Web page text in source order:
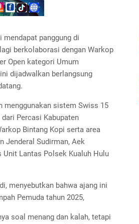
mendapat panggung di
berkolaborasi dengan Warkop
Open kategori Umum
dijadwalkan berlangsung
menggunakan sistem Swiss 15
Percasi Kabupaten
Bintang Kopi serta area
Jenderal Sudirman, Aek
Unit Lantas Polsek Kualuh Hulu
menyebutkan bahwa ajang ini
Pemuda tahun 2025,
soal menang dan kalah, tetapi